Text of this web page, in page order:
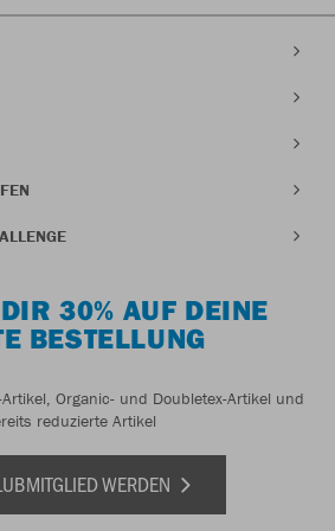
30% AUF DEINE
BESTELLUNG
Organic- und Doubletex-Artikel und
reduzierte Artikel
WERDEN